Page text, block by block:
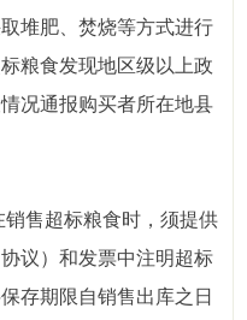
堆肥、焚烧等方式进行
粮食发现地区级以上政
况通报购买者所在地县
售超标粮食时，须提供
议）和发票中注明超标
存期限自销售出库之日